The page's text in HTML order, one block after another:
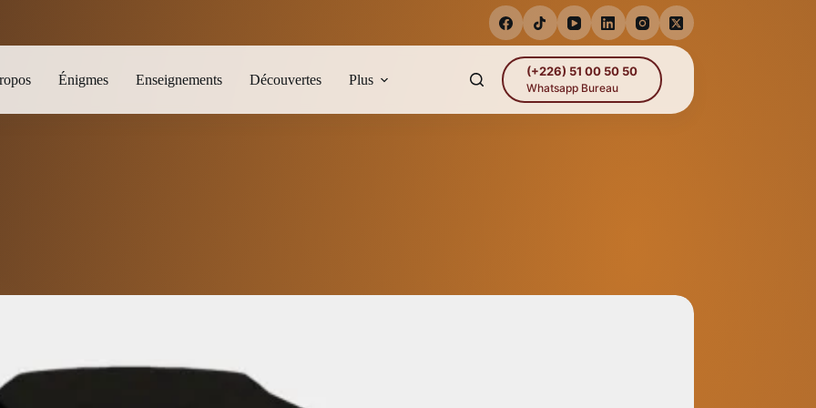
Énigmes Enseignements Découvertes Plus
(+226) 51 00 50 50
Whatsapp Bureau